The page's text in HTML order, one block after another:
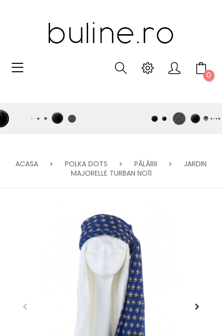
0
ACASA POLKA DOTS PĂLĂRII
JARDIN
MAJORELLE TURBAN NO11